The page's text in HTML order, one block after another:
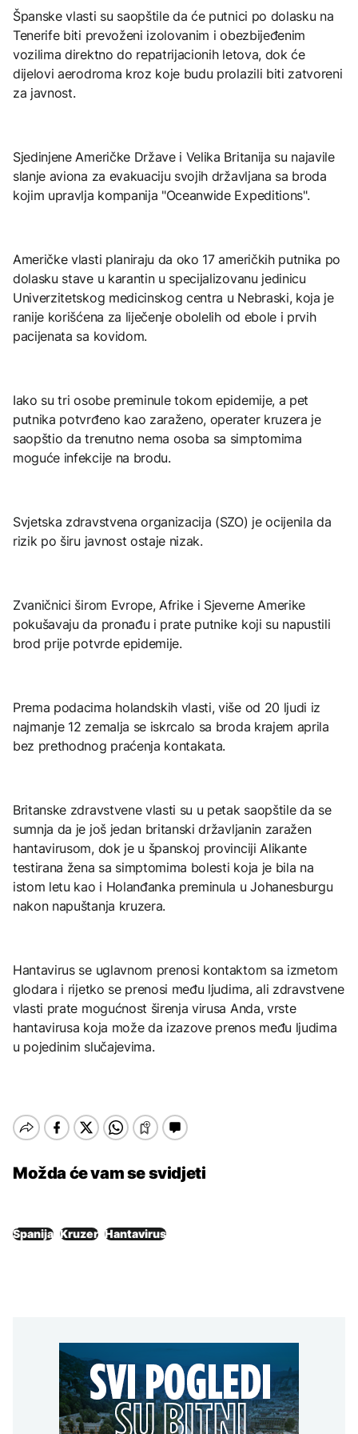
Španske vlasti su saopštile da će putnici po dolasku na
Tenerife biti prevoženi izolovanim i obezbijeđenim
vozilima direktno do repatrijacionih letova, dok će
dijelovi aerodroma kroz koje budu prolazili biti zatvoreni
za javnost.
Sjedinjene Američke Države i Velika Britanija su najavile
slanje aviona za evakuaciju svojih državljana sa broda
kojim upravlja kompanija "Oceanwide Expeditions".
Američke vlasti planiraju da oko 17 američkih putnika po
dolasku stave u karantin u specijalizovanu jedinicu
Univerzitetskog medicinskog centra u Nebraski, koja je
ranije korišćena za liječenje obolelih od ebole i prvih
pacijenata sa kovidom.
Iako su tri osobe preminule tokom epidemije, a pet
putnika potvrđeno kao zaraženo, operater kruzera je
saopštio da trenutno nema osoba sa simptomima
moguće infekcije na brodu.
Svjetska zdravstvena organizacija (SZO) je ocijenila da
rizik po širu javnost ostaje nizak.
Zvaničnici širom Evrope, Afrike i Sjeverne Amerike
pokušavaju da pronađu i prate putnike koji su napustili
brod prije potvrde epidemije.
Prema podacima holandskih vlasti, više od 20 ljudi iz
najmanje 12 zemalja se iskrcalo sa broda krajem aprila
bez prethodnog praćenja kontakata.
Britanske zdravstvene vlasti su u petak saopštile da se
sumnja da je još jedan britanski državljanin zaražen
hantavirusom, dok je u španskoj provinciji Alikante
testirana žena sa simptomima bolesti koja je bila na
istom letu kao i Holanđanka preminula u Johanesburgu
nakon napuštanja kruzera.
Hantavirus se uglavnom prenosi kontaktom sa izmetom
glodara i rijetko se prenosi među ljudima, ali zdravstvene
vlasti prate mogućnost širenja virusa Anda, vrste
hantavirusa koja može da izazove prenos među ljudima
u pojedinim slučajevima.
Možda će vam se svidjeti
Španija Kruzer Hantavirus